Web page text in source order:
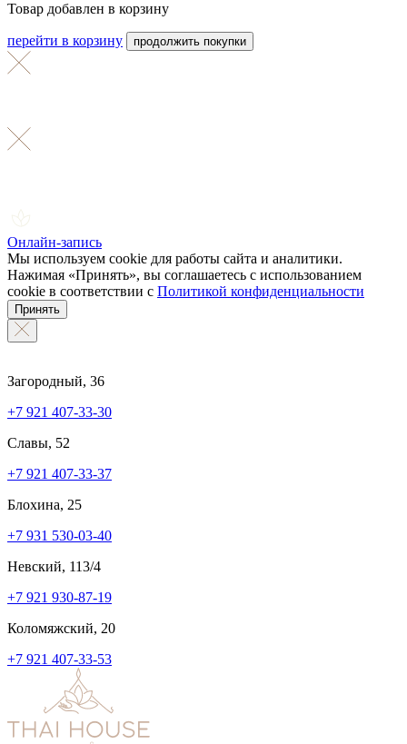
Товар добавлен в корзину
перейти в корзину продолжить покупки
Онлайн-запись
Мы используем cookie для работы сайта и аналитики.
Нажимая «Принять», вы соглашаетесь с использованием
cookie в соответствии с Политикой конфиденциальности
Принять
Загородный, 36
+7 921 407-33-30
Славы, 52
+7 921 407-33-37
Блохина, 25
+7 931 530-03-40
Невский, 113/4
+7 921 930-87-19
Коломяжский, 20
+7 921 407-33-53